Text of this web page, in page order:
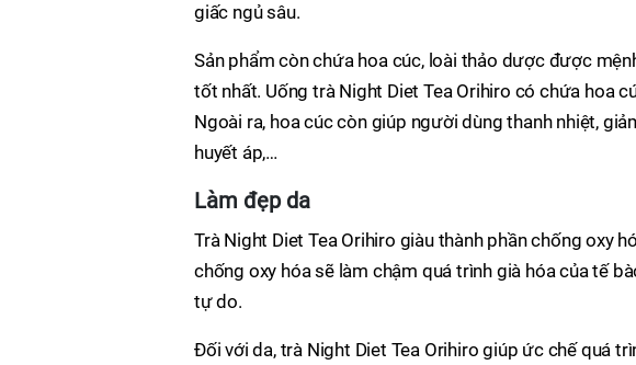
giấc ngủ sâu.
Sản phẩm còn chứa hoa cúc, loài thảo dược được
tốt nhất. Uống trà Night Diet Tea Orihiro có chứa hoa
Ngoài ra, hoa cúc còn giúp người dùng thanh nhiệt,
huyết áp,…
Làm đẹp da
Trà Night Diet Tea Orihiro giàu thành phần chống oxy
chống oxy hóa sẽ làm chậm quá trình già hóa của tế
tự do.
Đối với da, trà Night Diet Tea Orihiro giúp ức chế quá